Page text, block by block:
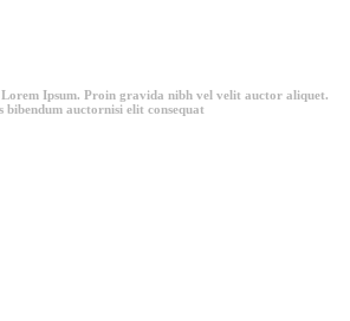
Lorem Ipsum. Proin gravida nibh vel velit auctor aliquet.
bibendum auctornisi elit consequat